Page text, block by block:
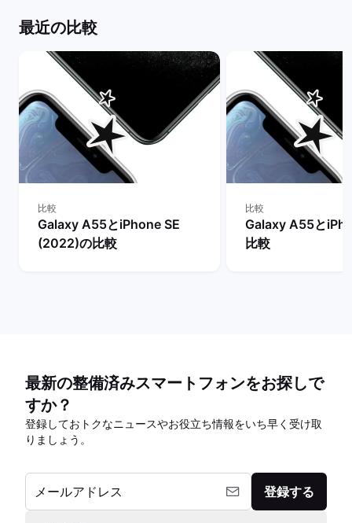
最近の比較
比較
Galaxy A55とiPhone SE
(2022)の比較
比較
Galaxy A55と
比較
最新の整備済みスマートフォンをお探しで
すか？
登録しておトクなニュースやお役立ち情報をいち早く受け取
りましょう。
メールアドレス 登録する